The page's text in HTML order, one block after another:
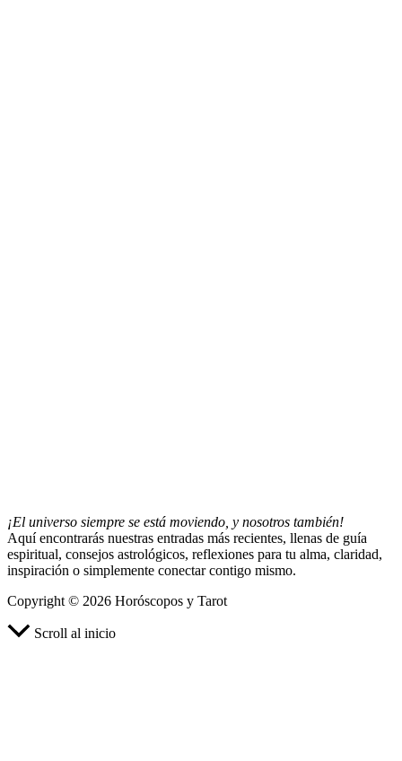
¡El universo siempre se está moviendo, y nosotros también!
Aquí encontrarás nuestras entradas más recientes, llenas de guía
espiritual, consejos astrológicos, reflexiones para tu alma, claridad,
inspiración o simplemente conectar contigo mismo.
Copyright © 2026 Horóscopos y Tarot
Scroll al inicio